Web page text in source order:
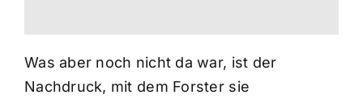
Was aber noch nicht da war, ist der
Nachdruck, mit dem Forster sie